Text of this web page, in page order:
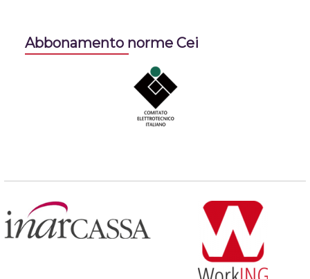
Abbonamento norme Cei